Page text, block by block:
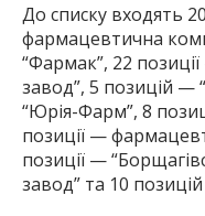
До списку входять
фармацевтична
“Фармак”, 22
завод”, 5 позицій —
“Юрія-Фарм”, 8
позиції —
позиції —
завод” та 10